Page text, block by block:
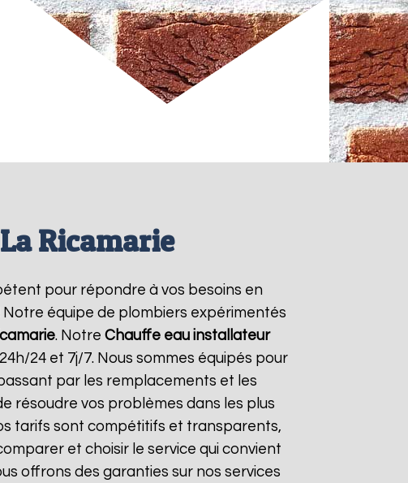
Ricamarie
pour répondre à vos besoins en
équipe de plombiers expérimentés
. Notre Chauffe eau installateur
24 et 7j/7. Nous sommes équipés pour
par les remplacements et les
résoudre vos problèmes dans les plus
tarifs sont compétitifs et transparents,
et choisir le service qui convient
offrons des garanties sur nos services